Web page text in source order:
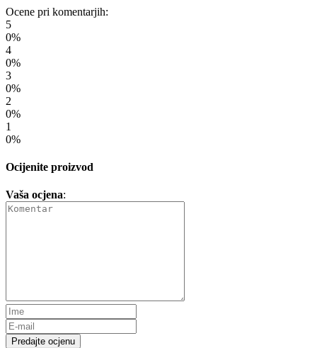
Ocene pri komentarjih:
5
0%
4
0%
3
0%
2
0%
1
0%
Ocijenite proizvod
Vaša ocjena:
Predajte ocjenu